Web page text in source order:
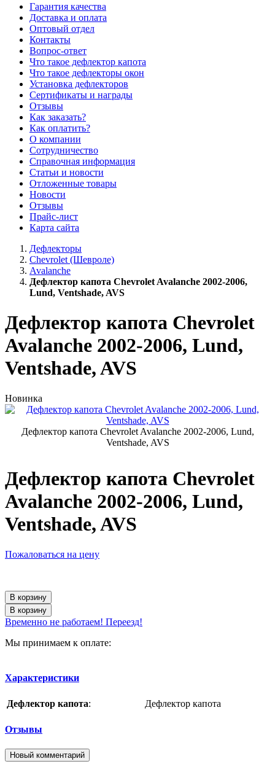
Гарантия качества
Доставка и оплата
Оптовый отдел
Контакты
Вопрос-ответ
Что такое дефлектор капота
Что такое дефлекторы окон
Установка дефлекторов
Сертификаты и награды
Отзывы
Как заказать?
Как оплатить?
О компании
Сотрудничество
Справочная информация
Статьи и новости
Отложенные товары
Новости
Отзывы
Прайс-лист
Карта сайта
Дефлекторы
Chevrolet (Шевроле)
Avalanche
Дефлектор капота Chevrolet Avalanche 2002-2006,
Lund, Ventshade, AVS
Дефлектор капота Chevrolet
Avalanche 2002-2006, Lund,
Ventshade, AVS
Новинка
Дефлектор капота Chevrolet Avalanche 2002-2006, Lund,
Ventshade, AVS
Дефлектор капота Chevrolet
Avalanche 2002-2006, Lund,
Ventshade, AVS
Пожаловаться на цену
В корзину
В корзину
Временно не работаем! Переезд!
Мы принимаем к оплате:
Характеристики
Дефлектор капота: Дефлектор капота
Отзывы
Новый комментарий